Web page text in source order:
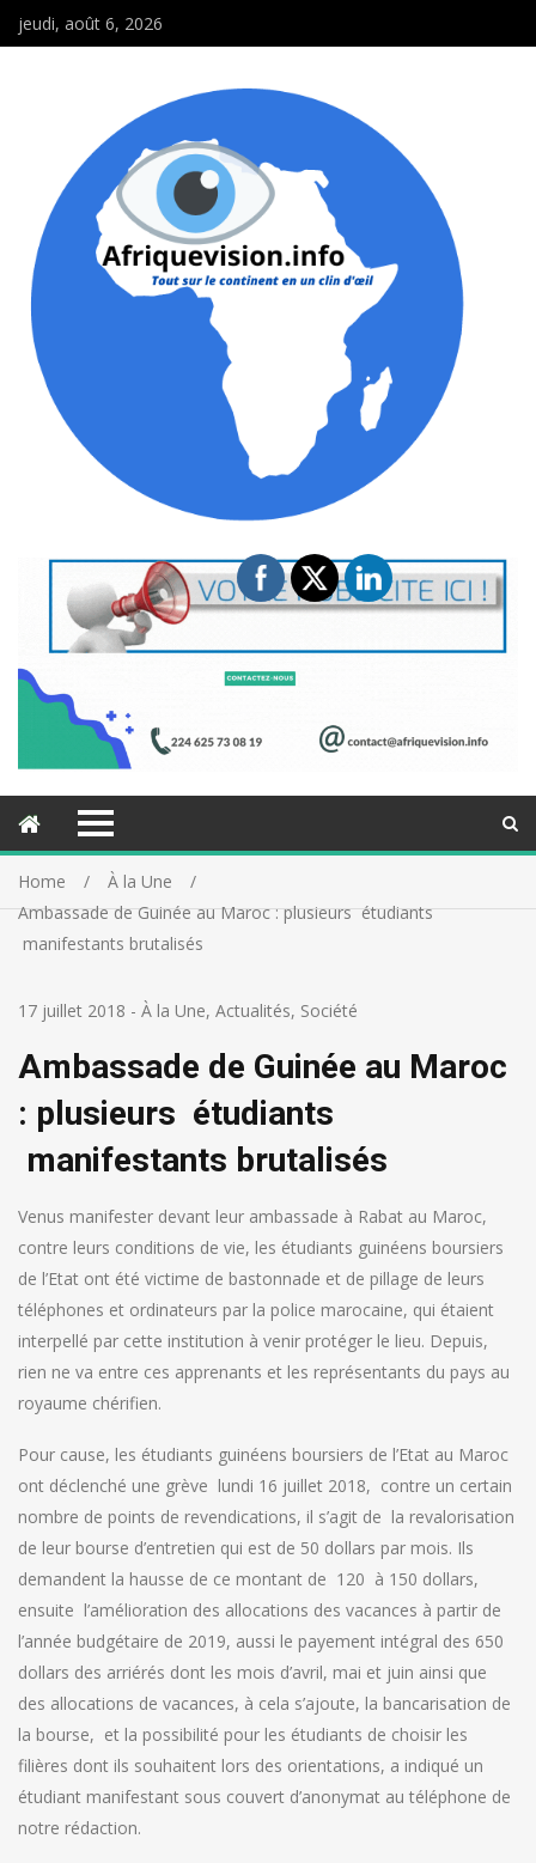
jeudi, août 6, 2026
Home
À la Une
Ambassade de Guinée au Maroc : plusieurs étudiants
manifestants brutalisés
17 juillet 2018 - À la Une, Actualités, Société
Ambassade de Guinée au Maroc
: plusieurs étudiants
manifestants brutalisés
Venus manifester devant leur ambassade à Rabat au Maroc,
contre leurs conditions de vie, les étudiants guinéens boursiers
de l’Etat ont été victime de bastonnade et de pillage de leurs
téléphones et ordinateurs par la police marocaine, qui étaient
interpellé par cette institution à venir protéger le lieu. Depuis,
rien ne va entre ces apprenants et les représentants du pays au
royaume chérifien.
Pour cause, les étudiants guinéens boursiers de l’Etat au Maroc
ont déclenché une grève lundi 16 juillet 2018, contre un certain
nombre de points de revendications, il s’agit de la revalorisation
de leur bourse d’entretien qui est de 50 dollars par mois. Ils
demandent la hausse de ce montant de 120 à 150 dollars,
ensuite l’amélioration des allocations des vacances à partir de
l’année budgétaire de 2019, aussi le payement intégral des 650
dollars des arriérés dont les mois d’avril, mai et juin ainsi que
des allocations de vacances, à cela s’ajoute, la bancarisation de
la bourse, et la possibilité pour les étudiants de choisir les
filières dont ils souhaitent lors des orientations, a indiqué un
étudiant manifestant sous couvert d’anonymat au téléphone de
notre rédaction.